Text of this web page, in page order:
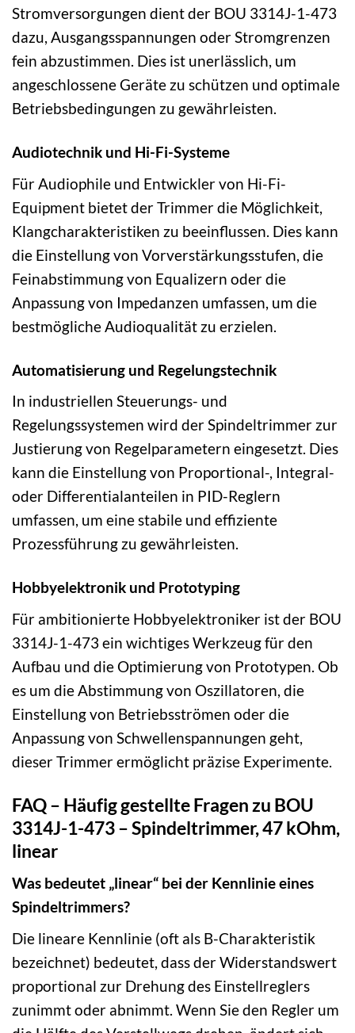
Stromversorgungen dient der BOU 3314J-1-473
dazu, Ausgangsspannungen oder Stromgrenzen
fein abzustimmen. Dies ist unerlässlich, um
angeschlossene Geräte zu schützen und optimale
Betriebsbedingungen zu gewährleisten.
Audiotechnik und Hi-Fi-Systeme
Für Audiophile und Entwickler von Hi-Fi-
Equipment bietet der Trimmer die Möglichkeit,
Klangcharakteristiken zu beeinflussen. Dies kann
die Einstellung von Vorverstärkungsstufen, die
Feinabstimmung von Equalizern oder die
Anpassung von Impedanzen umfassen, um die
bestmögliche Audioqualität zu erzielen.
Automatisierung und Regelungstechnik
In industriellen Steuerungs- und
Regelungssystemen wird der Spindeltrimmer zur
Justierung von Regelparametern eingesetzt. Dies
kann die Einstellung von Proportional-, Integral-
oder Differentialanteilen in PID-Reglern
umfassen, um eine stabile und effiziente
Prozessführung zu gewährleisten.
Hobbyelektronik und Prototyping
Für ambitionierte Hobbyelektroniker ist der BOU
3314J-1-473 ein wichtiges Werkzeug für den
Aufbau und die Optimierung von Prototypen. Ob
es um die Abstimmung von Oszillatoren, die
Einstellung von Betriebsströmen oder die
Anpassung von Schwellenspannungen geht,
dieser Trimmer ermöglicht präzise Experimente.
FAQ – Häufig gestellte Fragen zu BOU
3314J-1-473 – Spindeltrimmer, 47 kOhm,
linear
Was bedeutet „linear“ bei der Kennlinie eines
Spindeltrimmers?
Die lineare Kennlinie (oft als B-Charakteristik
bezeichnet) bedeutet, dass der Widerstandswert
proportional zur Drehung des Einstellreglers
zunimmt oder abnimmt. Wenn Sie den Regler um